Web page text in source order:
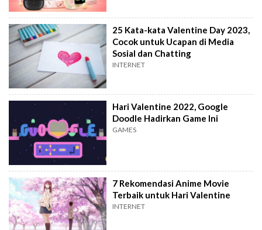
25 Kata-kata Valentine Day 2023,
Cocok untuk Ucapan di Media
Sosial dan Chatting
INTERNET
Hari Valentine 2022, Google
Doodle Hadirkan Game Ini
GAMES
7 Rekomendasi Anime Movie
Terbaik untuk Hari Valentine
INTERNET